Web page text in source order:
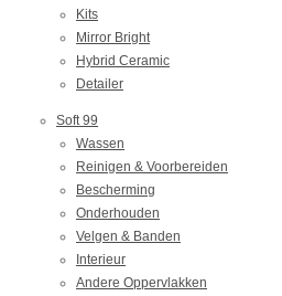
Kits
Mirror Bright
Hybrid Ceramic
Detailer
Soft 99
Wassen
Reinigen & Voorbereiden
Bescherming
Onderhouden
Velgen & Banden
Interieur
Andere Oppervlakken